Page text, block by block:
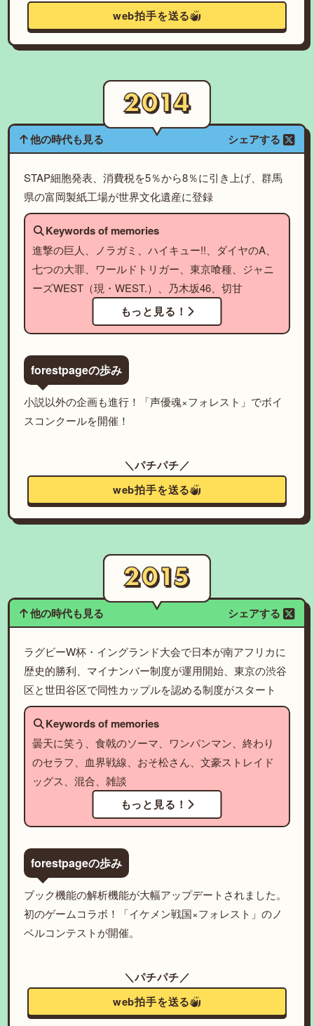
web拍手を送る
他の時代も見る シェアする
STAP細胞発表、消費税を5％から8％に引き上げ、群馬
県の富岡製紙工場が世界文化遺産に登録
Keywords of memories
進撃の巨人、ノラガミ、ハイキュー!!、ダイヤのA、
七つの大罪、ワールドトリガー、東京喰種、ジャニ
ーズWEST（現・WEST.）、乃木坂46、切甘
もっと見る！
forestpageの歩み
小説以外の企画も進行！「声優魂×フォレスト」でボイ
スコンクールを開催！
＼パチパチ／
web拍手を送る
他の時代も見る シェアする
ラグビーW杯・イングランド大会で日本が南アフリカに
歴史的勝利、マイナンバー制度が運用開始、東京の渋谷
区と世田谷区で同性カップルを認める制度がスタート
Keywords of memories
曇天に笑う、食戟のソーマ、ワンパンマン、終わり
のセラフ、血界戦線、おそ松さん、文豪ストレイド
ッグス、混合、雑談
もっと見る！
forestpageの歩み
ブック機能の解析機能が大幅アップデートされました。
初のゲームコラボ！「イケメン戦国×フォレスト」のノ
ベルコンテストが開催。
＼パチパチ／
web拍手を送る